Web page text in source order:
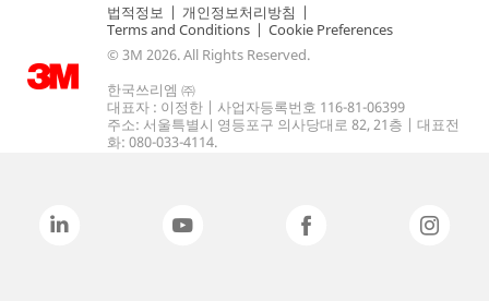
법적정보 | 개인정보처리방침 |
Terms and Conditions | Cookie Preferences
© 3M 2026. All Rights Reserved.
한국쓰리엠 ㈜
대표자 : 이정한 | 사업자등록번호 116-81-06399
주소: 서울특별시 영등포구 의사당대로 82, 21층 | 대표전
화: 080-033-4114.